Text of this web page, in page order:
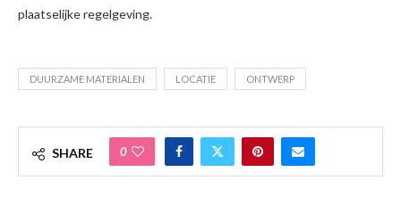
plaatselijke regelgeving.
DUURZAME MATERIALEN LOCATIE ONTWERP
SHARE 0